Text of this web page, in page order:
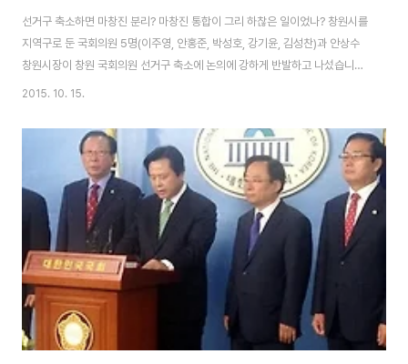
선거구 축소하면 마창진 분리? 마창진 통합이 그리 하찮은 일이었나? 창원시를
지역구로 둔 국회의원 5명(이주영, 안홍준, 박성호, 강기윤, 김성찬)과 안상수
창원시장이 창원 국회의원 선거구 축소에 논의에 강하게 반발하고 나섰습니다.
창원을 지역구로 둔 국회의원 5명은 국회 정론관에서 기자회견을 열고 선거구
강하게 반발하였습니다. 이들은 "만약 최종 선거구획정위안에 따라 실제로 선
거구가 축소되는 안이 나온다면 마창진 분리법안 추진 등을 포함하여 각종 유
형·무형의 방법으로 무슨 일이 있어도 선거구 축소를 저지할 것"하였더군요. 자
신들(이 속한) 정단이 추진한 행정구역 통합이 얼마나 졸속이었으면 이렇게 쉽
게 분리를 추진하겠다고 할 ..
2015. 10. 15.